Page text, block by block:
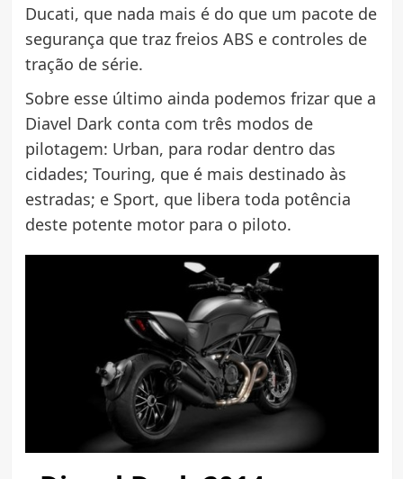
Ducati, que nada mais é do que um pacote de
segurança que traz freios ABS e controles de
tração de série.
Sobre esse último ainda podemos frizar que a
Diavel Dark conta com três modos de
pilotagem: Urban, para rodar dentro das
cidades; Touring, que é mais destinado às
estradas; e Sport, que libera toda potência
deste potente motor para o piloto.